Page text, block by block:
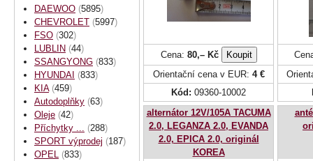
DAEWOO (5895)
CHEVROLET (5997)
FSO (302)
LUBLIN (44)
SSANGYONG (833)
HYUNDAI (833)
KIA (459)
Autodoplňky (63)
Oleje (42)
Příchytky ... (288)
SPORT výprodej (187)
OPEL (833)
Cena: 80,– Kč
Orientační cena v EUR: 4 €
Kód: 09360-10002
alternátor 12V/105A TACUMA
2.0, LEGANZA 2.0, EVANDA
2.0, EPICA 2.0, originál
KOREA